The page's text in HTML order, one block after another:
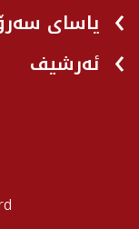
یاسای
ئەرشیف